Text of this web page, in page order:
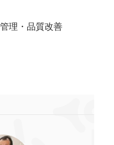
理・品質改善